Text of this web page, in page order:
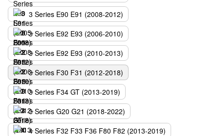
3 Series E90 E91 (2008-2012)
3 Series E92 E93 (2006-2010)
3 Series E92 E93 (2010-2013)
3 Series F30 F31 (2012-2018)
3 Series F34 GT (2013-2019)
3 Series G20 G21 (2018-2022)
4 Series F32 F33 F36 F80 F82 (2013-2019)